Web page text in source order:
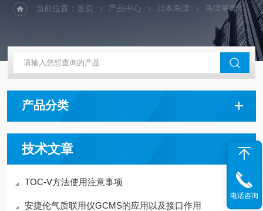
当前位置：首页 产品中心 日本岛津 岛津等离子体发射光谱仪
产品分类
技术文章
TOC-V方法使用注意事项
安捷伦气质联用仪GCMS的应用以及接口作用
电话咨询